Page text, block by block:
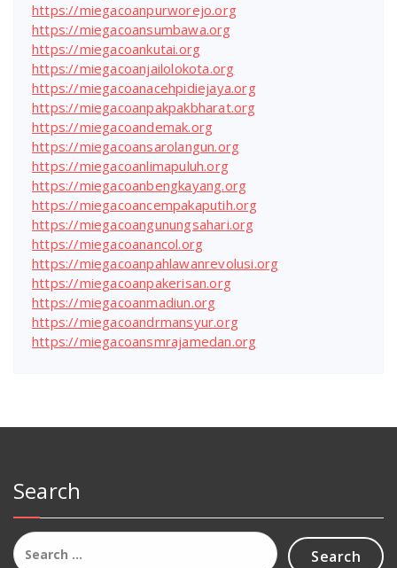
https://miegacoanpurworejo.org
https://miegacoansumbawa.org
https://miegacoankutai.org
https://miegacoanjailolokota.org
https://miegacoanacehpidiejaya.org
https://miegacoanpakpakbharat.org
https://miegacoandemak.org
https://miegacoansarolangun.org
https://miegacoanlimapuluh.org
https://miegacoanbengkayang.org
https://miegacoancempakaputih.org
https://miegacoangunungsahari.org
https://miegacoanancol.org
https://miegacoanpahlawanrevolusi.org
https://miegacoanpakerisan.org
https://miegacoanmadiun.org
https://miegacoandrmansyur.org
https://miegacoansmrajamedan.org
Search
Search
for: